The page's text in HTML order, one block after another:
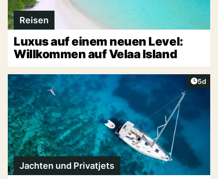
Reisen
Luxus auf einem neuen Level:
Willkommen auf Velaa Island
5d
Jachten und Privatjets